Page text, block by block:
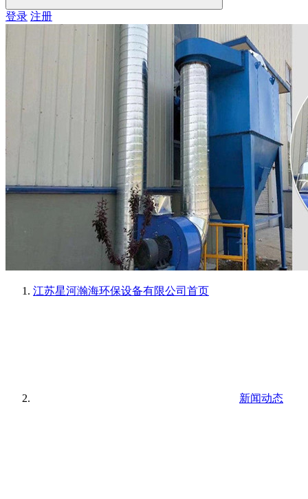
登录 注册
江苏星河瀚海环保设备有限公司 首页
新闻动态